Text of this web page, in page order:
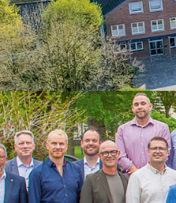
Summe
Vorsitzender)
Borgberg 9c
Hagen a.T.W.
0162 2789334